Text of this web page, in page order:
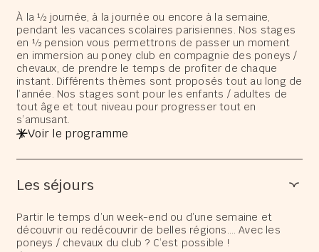
À la ½ journée, à la journée ou encore à la semaine,
pendant les vacances scolaires parisiennes. Nos stages
en ½ pension vous permettrons de passer un moment
en immersion au poney club en compagnie des poneys /
chevaux, de prendre le temps de profiter de chaque
instant. Différents thèmes sont proposés tout au long de
l’année. Nos stages sont pour les enfants / adultes de
tout âge et tout niveau pour progresser tout en
s’amusant.
Voir le programme
Les séjours
Partir le temps d’un week-end ou d’une semaine et
découvrir ou redécouvrir de belles régions…. Avec les
poneys / chevaux du club ? C’est possible !